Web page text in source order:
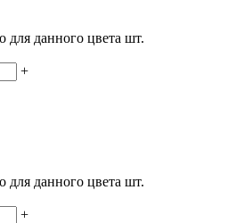
для данного цвета шт.
+
для данного цвета шт.
+